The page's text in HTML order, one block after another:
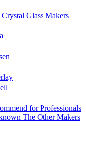
Crystal Glass Makers
for Professionals
The Other Makers